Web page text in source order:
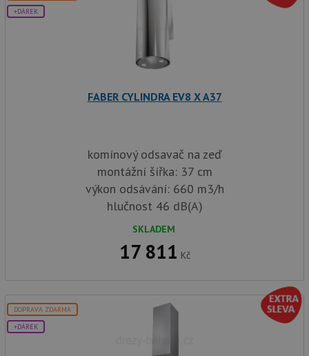
+DÁREK
FABER CYLINDRA EV8 X A37
komínový odsavač na zeď
montážní šířka: 37 cm
výkon odsávání: 660 m3/h
hlučnost 46 dB(A)
SKLADEM
17 811 Kč
DOPRAVA ZDARMA
+DÁREK